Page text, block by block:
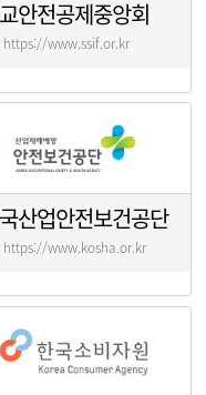
안전공제중앙회
https://www.ssif.or.kr
산업안전보건공단
https://www.kosha.or.kr